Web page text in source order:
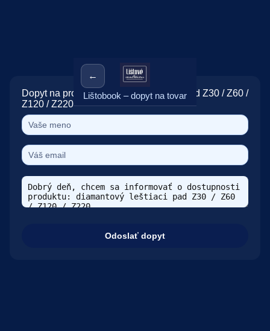
←
Lištobook – dopyt na tovar
Dopyt na produkt: diamantový leštiaci pad Z30 / Z60 /
Z120 / Z220
Odoslať dopyt